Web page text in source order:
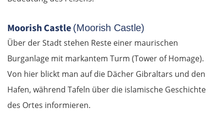
Moorish Castle (Moorish Castle)
Über der Stadt stehen Reste einer maurischen
Burganlage mit markantem Turm (Tower of Homage).
Von hier blickt man auf die Dächer Gibraltars und den
Hafen, während Tafeln über die islamische Geschichte
des Ortes informieren.